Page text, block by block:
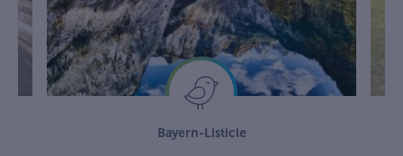
Bayern-Listicle